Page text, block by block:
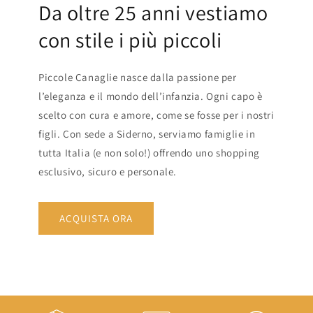
Da oltre 25 anni vestiamo
con stile i più piccoli
Piccole Canaglie nasce dalla passione per
l’eleganza e il mondo dell’infanzia. Ogni capo è
scelto con cura e amore, come se fosse per i nostri
figli. Con sede a Siderno, serviamo famiglie in
tutta Italia (e non solo!) offrendo uno shopping
esclusivo, sicuro e personale.
ACQUISTA ORA